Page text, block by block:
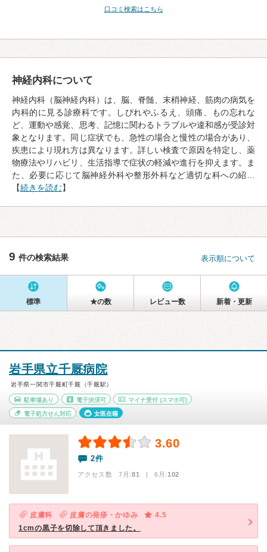
口コミ検索はこちら
神経内科について
神経内科（脳神経内科）は、脳、脊髄、末梢神経、筋肉の病気を
内科的に見る診療科です。しびれやふるえ、頭痛、もの忘れな
ど、運動や感覚、思考、記憶に関わるトラブルや違和感が受診対
象となります。同じ症状でも、急性の場合と慢性の場合があり、
疾患により現れ方は異なります。詳しい検査で原因を特定し、薬
物療法やリハビリ、生活指導で症状の軽減や進行を抑えます。ま
た、必要に応じて脳神経外科や整形外科など適切な科への紹…
【続きを読む】
9 件の検索結果 表示順について
標準 ★の数 レビュー数 新着・更新
岩手県立千厩病院
岩手県一関市千厩町千厩（千厩駅）
駐車場あり 電子決済可 マイナ受付 (スマホ可)
電子処方せん対応 女医在籍
3.60
2件
アクセス数 7月:81 | 6月:102
皮膚科 皮膚の発疹・かゆみ
4.5
1cmの黒子を切除して頂きました。